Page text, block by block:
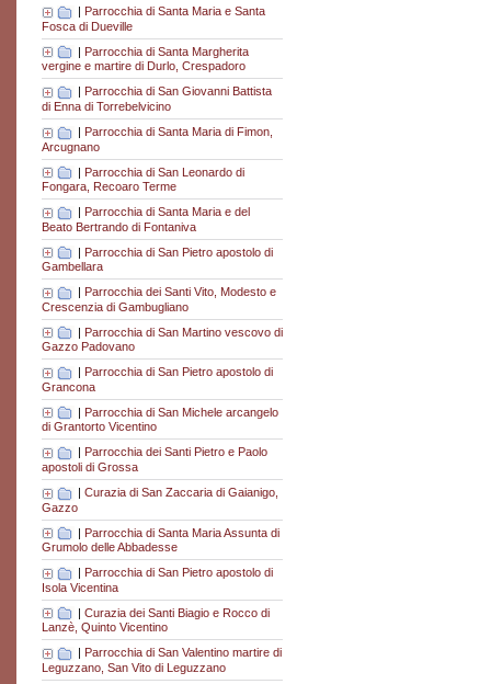
Parrocchia di Santa Maria e Santa
Fosca di Dueville
| Parrocchia di Santa Margherita
vergine e martire di Durlo, Crespadoro
Parrocchia di San Giovanni Battista
di Enna di Torrebelvicino
| Parrocchia di Santa Maria di Fimon,
Arcugnano
| Parrocchia di San Leonardo di
Fongara, Recoaro Terme
| Parrocchia di Santa Maria e del
Beato Bertrando di Fontaniva
| Parrocchia di San Pietro apostolo di
Gambellara
Parrocchia dei Santi Vito, Modesto e
Crescenzia di Gambugliano
| Parrocchia di San Martino vescovo di
Gazzo Padovano
Parrocchia di San Pietro apostolo di
Grancona
| Parrocchia di San Michele arcangelo
di Grantorto Vicentino
Parrocchia dei Santi Pietro e Paolo
apostoli di Grossa
| Curazia di San Zaccaria di Gaianigo,
Gazzo
| Parrocchia di Santa Maria Assunta di
Grumolo delle Abbadesse
| Parrocchia di San Pietro apostolo di
Isola Vicentina
| Curazia dei Santi Biagio e Rocco di
Lanzè, Quinto Vicentino
| Parrocchia di San Valentino martire di
Leguzzano, San Vito di Leguzzano